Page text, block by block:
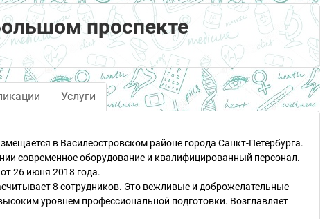
проспекте
Услуги
в Василеостровском районе города Санкт-Петербурга.
современное оборудование и квалифицированный персонал.
26 июня 2018 года.
8 сотрудников. Это вежливые и доброжелательные
уровнем профессиональной подготовки. Возглавляет